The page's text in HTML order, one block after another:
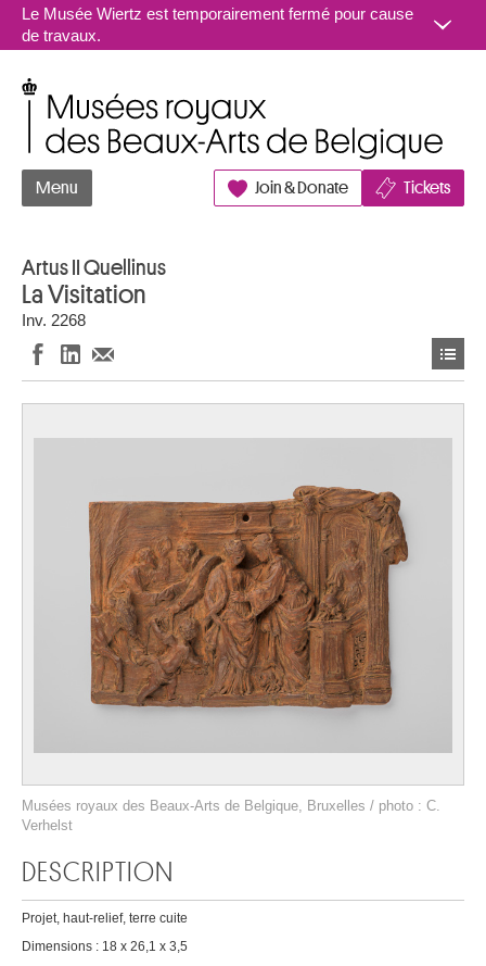
Aller au contenu
Le Musée Wiertz est temporairement fermé pour cause
de travaux.
Menu Join & Donate Tickets
Artus II Quellinus
La Visitation
Inv. 2268
Musées royaux des Beaux-Arts de Belgique, Bruxelles / photo : C.
Verhelst
DESCRIPTION
Projet, haut-relief, terre cuite
Dimensions : 18 x 26,1 x 3,5